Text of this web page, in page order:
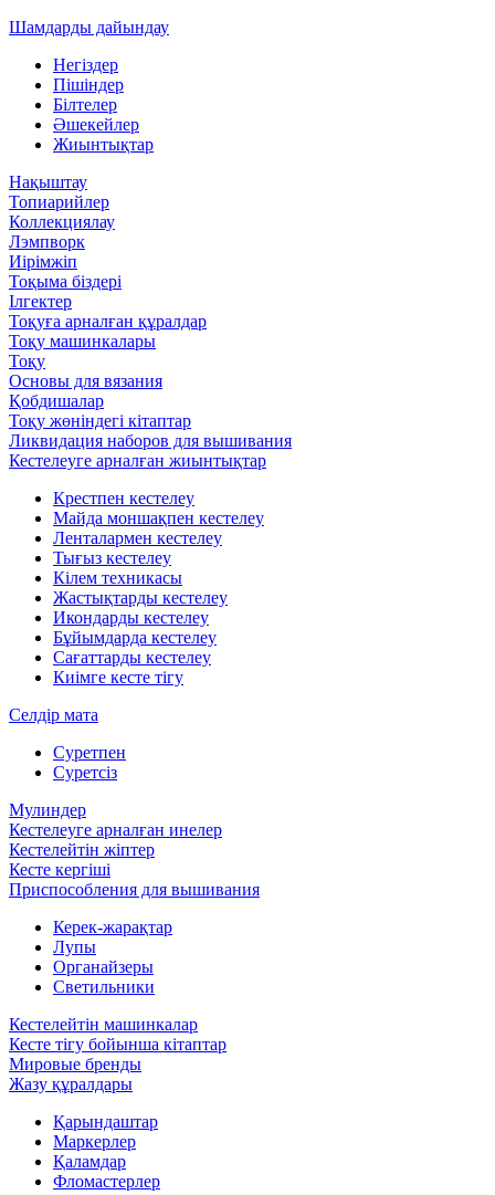
Шамдарды дайындау
Негіздер
Пішіндер
Білтелер
Әшекейлер
Жиынтықтар
Нақыштау
Топиарийлер
Коллекциялау
Лэмпворк
Иірімжіп
Тоқыма біздері
Ілгектер
Тоқуға арналған құралдар
Тоқу машинкалары
Тоқу
Основы для вязания
Қобдишалар
Тоқу жөніндегі кітаптар
Ликвидация наборов для вышивания
Кестелеуге арналған жиынтықтар
Крестпен кестелеу
Майда моншақпен кестелеу
Ленталармен кестелеу
Тығыз кестелеу
Кілем техникасы
Жастықтарды кестелеу
Икондарды кестелеу
Бұйымдарда кестелеу
Сағаттарды кестелеу
Киімге кесте тігу
Селдір мата
Суретпен
Суретсіз
Мулиндер
Кестелеуге арналған инелер
Кестелейтін жіптер
Кесте кергіші
Приспособления для вышивания
Керек-жарақтар
Лупы
Органайзеры
Светильники
Кестелейтін машинкалар
Кесте тігу бойынша кітаптар
Мировые бренды
Жазу құралдары
Қарындаштар
Маркерлер
Қаламдар
Фломастерлер